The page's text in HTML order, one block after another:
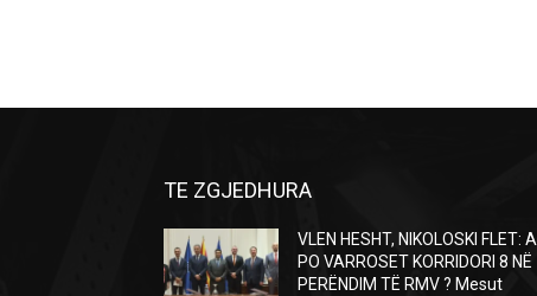
TE ZGJEDHURA
VLEN HESHT, NIKOLOSKI FLET: A
PO VARROSET KORRIDORI 8 NË
PERËNDIM TË RMV ? Mesut